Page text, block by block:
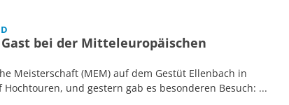
Gast bei der Mitteleuropäischen
Meisterschaft (MEM) auf dem Gestüt Ellenbach in
und gestern gab es besonderen Besuch: ...